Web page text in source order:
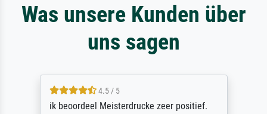
Was unsere Kunden über
uns sagen
4.5 / 5
ik beoordeel Meisterdrucke zeer positief.